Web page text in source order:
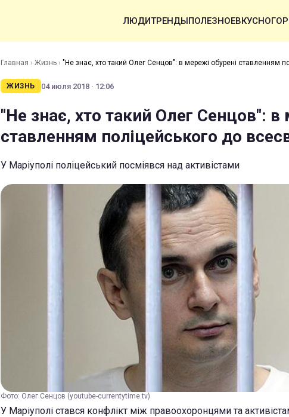
ЛЮДИТРЕНДЫПОЛЕЗНОЕВКУСНО
Главная › Жизнь › "Не знає, хто такий Олег Сенцов": в мережі обурені ставленням
ЖИЗНЬ 04 июля 2018 · 12:06
"Не знає, хто такий Олег Сенцов": в
ставленням поліцейського до
У Маріуполі поліцейський посміявся над активістами
Фото: Олег Сенцов (youtube-currentytime.tv)
У Маріуполі стався конфлікт між правоохоронцями та